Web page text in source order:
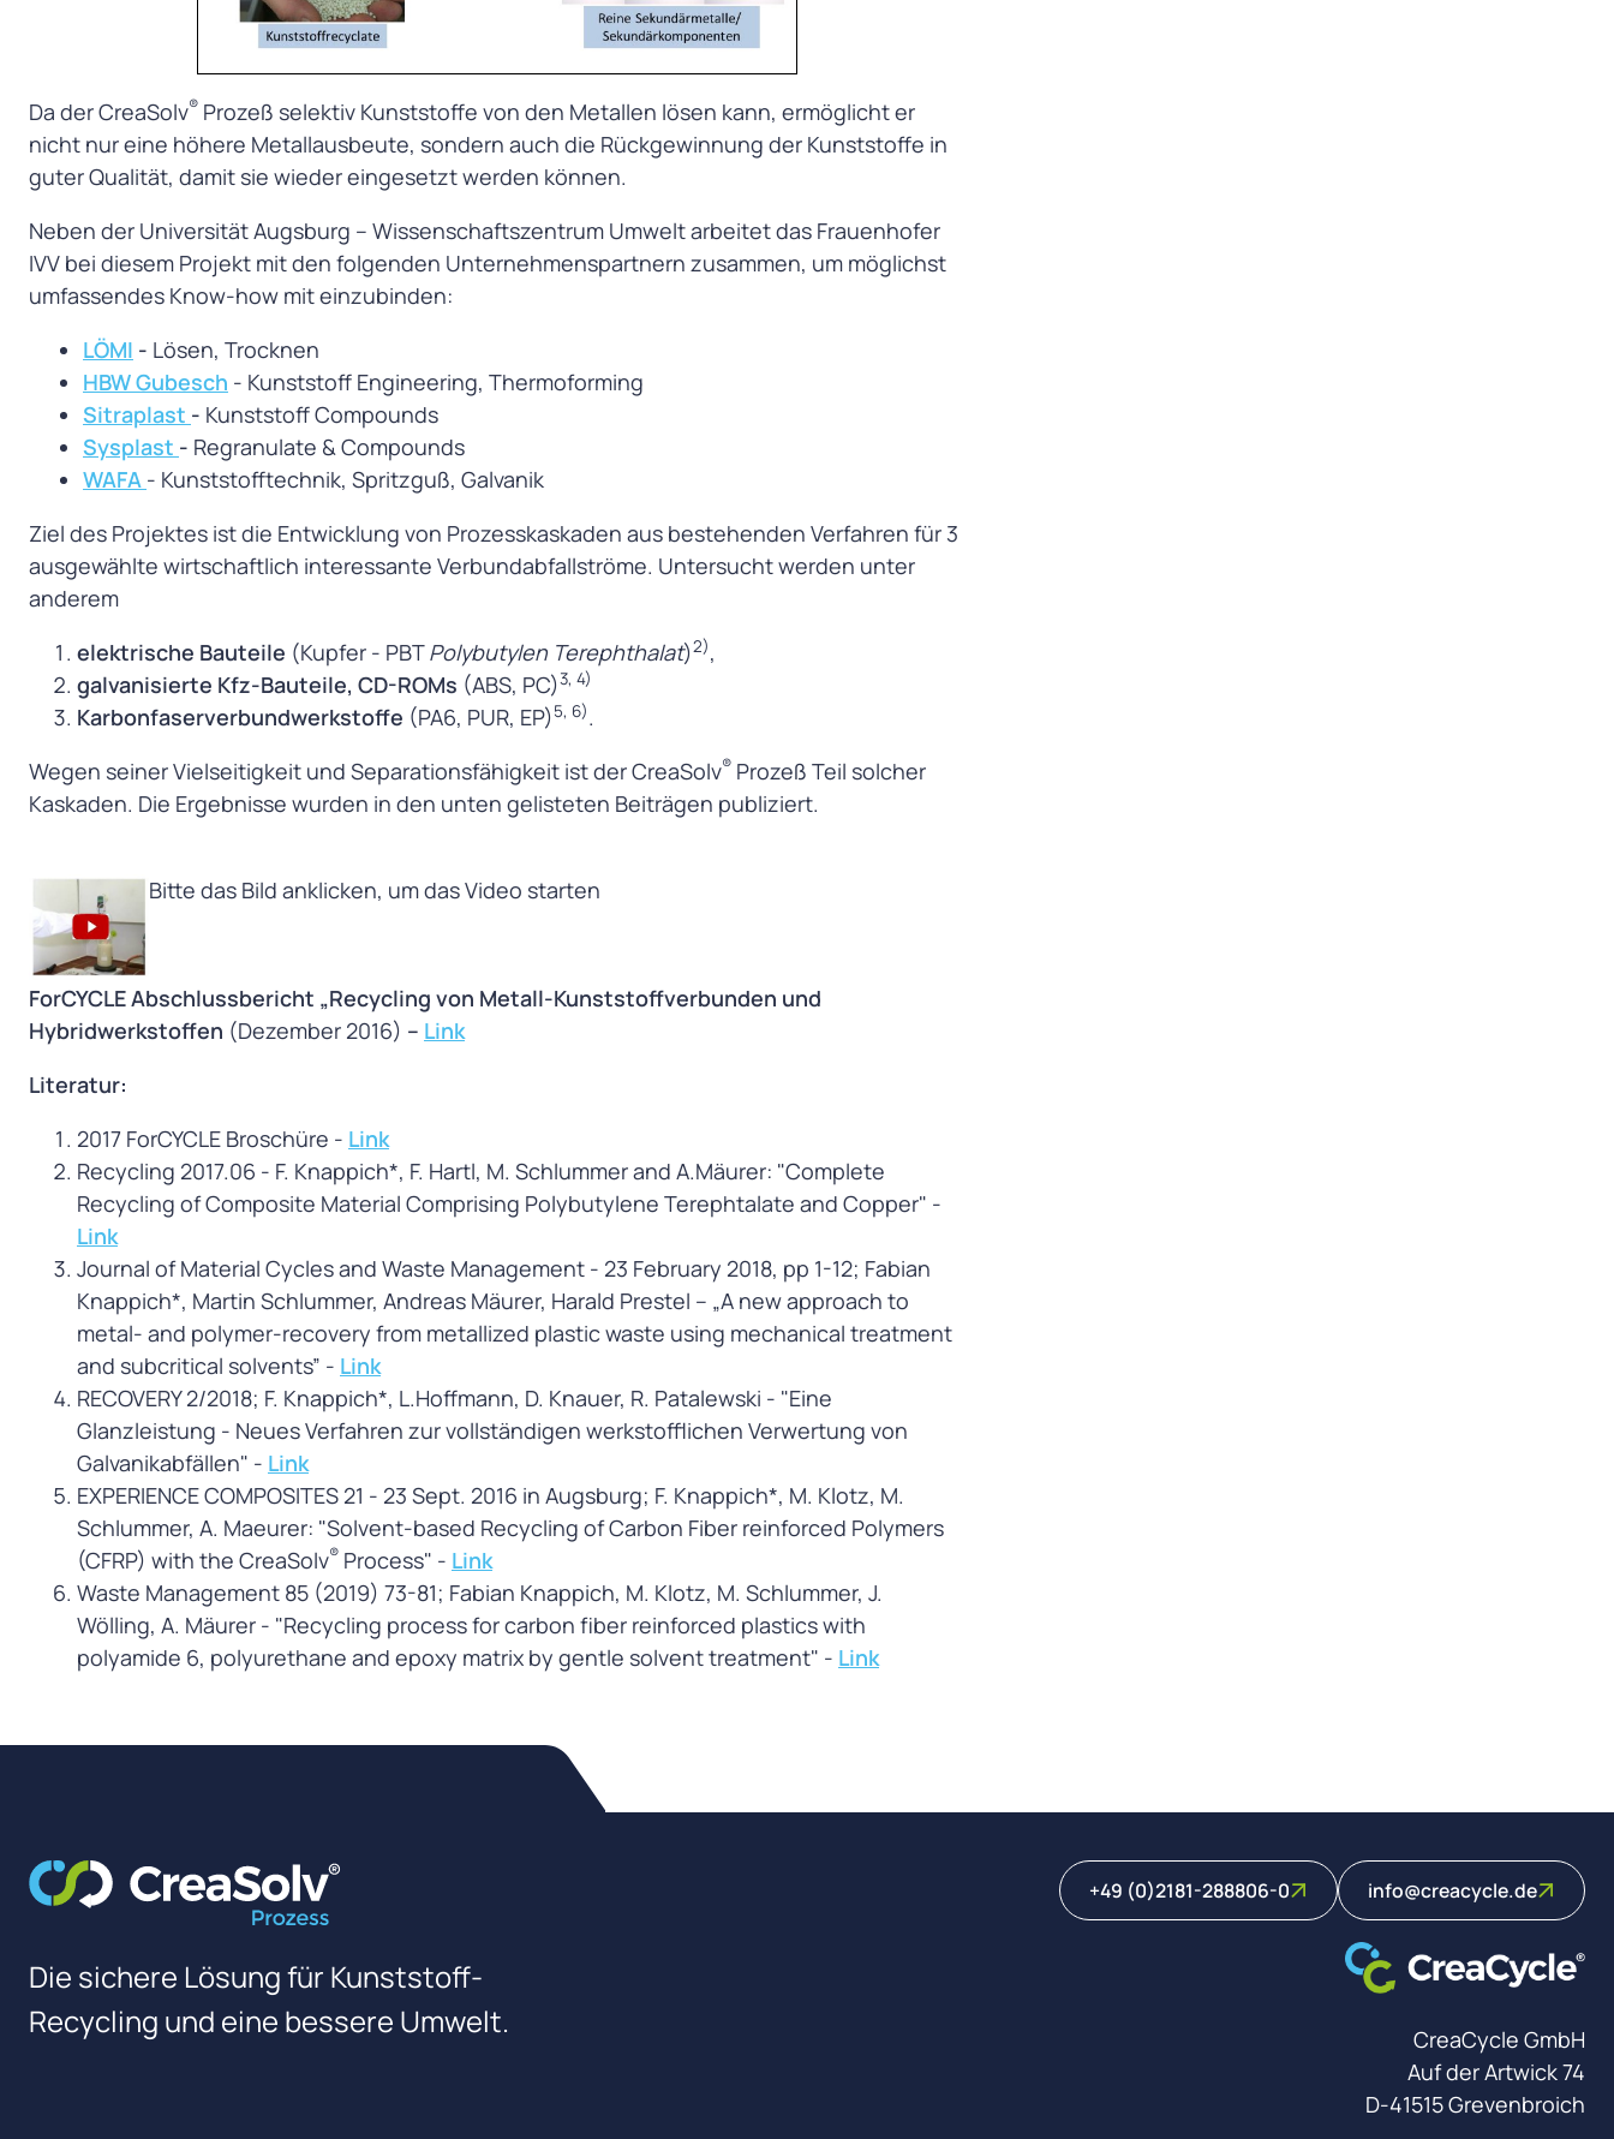
Da der CreaSolv® Prozeß selektiv Kunststoffe von den Metallen lösen kann, ermöglicht er
nicht nur eine höhere Metallausbeute, sondern auch die Rückgewinnung der Kunststoffe in
guter Qualität, damit sie wieder eingesetzt werden können.
Neben der Universität Augsburg – Wissenschaftszentrum Umwelt arbeitet das Frauenhofer
IVV bei diesem Projekt mit den folgenden Unternehmenspartnern zusammen, um möglichst
umfassendes Know-how mit einzubinden:
LÖMI - Lösen, Trocknen
HBW Gubesch - Kunststoff Engineering, Thermoforming
Sitraplast - Kunststoff Compounds
Sysplast - Regranulate & Compounds
WAFA - Kunststofftechnik, Spritzguß, Galvanik
Ziel des Projektes ist die Entwicklung von Prozesskaskaden aus bestehenden Verfahren für 3
ausgewählte wirtschaftlich interessante Verbundabfallströme. Untersucht werden unter
anderem
elektrische Bauteile (Kupfer - PBTPolybutylen Terephthalat)2),
galvanisierte Kfz-Bauteile, CD-ROMs (ABS, PC)3, 4)
Karbonfaserverbundwerkstoffe (PA6, PUR, EP)5, 6).
Wegen seiner Vielseitigkeit und Separationsfähigkeit ist der CreaSolv® Prozeß Teil solcher
Kaskaden. Die Ergebnisse wurden in den unten gelisteten Beiträgen publiziert.
Bitte das Bild anklicken, um das Video starten
ForCYCLE Abschlussbericht „Recycling von Metall-Kunststoffverbunden und
Hybridwerkstoffen (Dezember 2016) – Link
Literatur:
2017 ForCYCLE Broschüre - Link
Recycling 2017.06 - F. Knappich*, F. Hartl, M. Schlummer and A.Mäurer: "Complete
Recycling of Composite Material Comprising Polybutylene Terephtalate and Copper" -
Link
Journal of Material Cycles and Waste Management - 23 February 2018, pp 1-12; Fabian
Knappich*, Martin Schlummer, Andreas Mäurer, Harald Prestel – „A new approach to
metal- and polymer-recovery from metallized plastic waste using mechanical treatment
and subcritical solvents” - Link
RECOVERY 2/2018; F. Knappich*, L.Hoffmann, D. Knauer, R. Patalewski - "Eine
Glanzleistung - Neues Verfahren zur vollständigen werkstofflichen Verwertung von
Galvanikabfällen" - Link
EXPERIENCE COMPOSITES 21 - 23 Sept. 2016 in Augsburg; F. Knappich*, M. Klotz, M.
Schlummer, A. Maeurer: "Solvent-based Recycling of Carbon Fiber reinforced Polymers
(CFRP) with the CreaSolv® Process" - Link
Waste Management 85 (2019) 73-81; Fabian Knappich, M. Klotz, M. Schlummer, J.
Wölling, A. Mäurer - "Recycling process for carbon fiber reinforced plastics with
polyamide 6, polyurethane and epoxy matrix by gentle solvent treatment" - Link
Die sichere Lösung für Kunststoff-
Recycling und eine bessere Umwelt.
+49 (0)2181-288806-0 info@creacycle.de
CreaCycle GmbH
Auf der Artwick 74
D-41515 Grevenbroich